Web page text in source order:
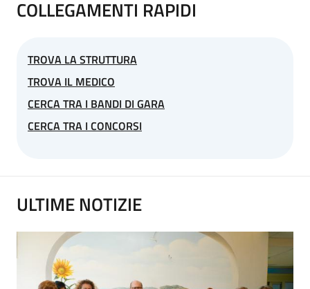
COLLEGAMENTI RAPIDI
TROVA LA STRUTTURA
TROVA IL MEDICO
CERCA TRA I BANDI DI GARA
CERCA TRA I CONCORSI
ULTIME NOTIZIE